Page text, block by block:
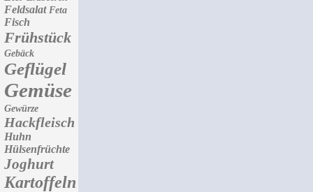
Feldsalat Feta
Fisch
Frühstück
Gebäck
Geflügel
Gemüse
Gewürze
Hackfleisch
Huhn
Hülsenfrüchte
Joghurt
Kartoffeln